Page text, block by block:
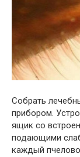
Собрать
прибором.
ящик со
подающими
каждый